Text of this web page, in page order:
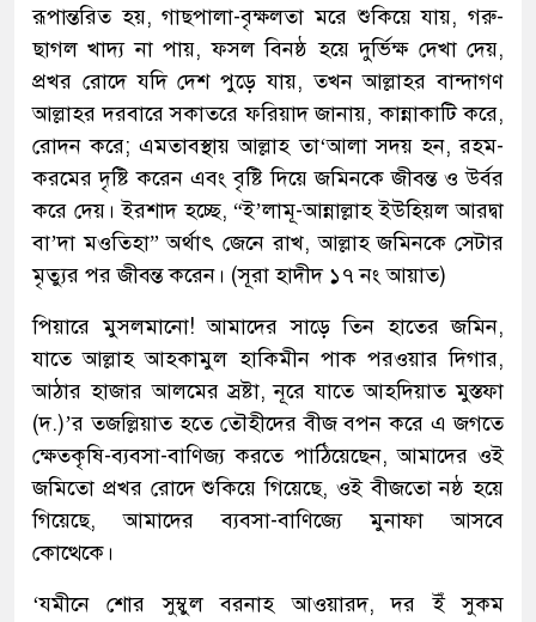
রূপান্তরিত হয়, গাছপালা-বৃক্ষলতা মরে শুকিয়ে যায়, গরু-
ছাগল খাদ্য না পায়, ফসল বিনষ্ঠ হয়ে দুর্ভিক্ষ দেখা দেয়,
প্রখর রোদে যদি দেশ পুড়ে যায়, তখন আল্লাহর বান্দাগণ
আল্লাহর দরবারে সকাতরে ফরিয়াদ জানায়, কান্নাকাটি করে,
রোদন করে; এমতাবস্থায় আল্লাহ তা‘আলা সদয় হন, রহম-
করমের দৃষ্টি করেন এবং বৃষ্টি দিয়ে জমিনকে জীবন্ত ও উর্বর
করে দেয়। ইরশাদ হচ্ছে, “ই’লামূ-আন্নাল্লাহ ইউহ্য়িল আরদ্বা
বা’দা মওতিহা” অর্থাৎ জেনে রাখ, আল্লাহ জমিনকে সেটার
মৃত্যুর পর জীবন্ত করেন। (সূরা হাদীদ ১৭ নং আয়াত)
পিয়ারে মুসলমানো! আমাদের সাড়ে তিন হাতের জমিন,
যাতে আল্লাহ আহকামুল হাকিমীন পাক পরওয়ার দিগার,
আঠার হাজার আলমের স্রষ্টা, নূরে যাতে আহদিয়াত মুস্তফা
(দ.)’র তজল্লিয়াত হতে তৌহীদের বীজ বপন করে এ জগতে
ক্ষেতকৃষি-ব্যবসা-বাণিজ্য করতে পাঠিয়েছেন, আমাদের ওই
জমিতো প্রখর রোদে শুকিয়ে গিয়েছে, ওই বীজতো নষ্ঠ হয়ে
গিয়েছে, আমাদের ব্যবসা-বাণিজ্যে মুনাফা আসবে
কোত্থেকে।
‘যমীনে শোর সুম্বুল বরনাহ আওয়ারদ, দর ইঁ সুকম